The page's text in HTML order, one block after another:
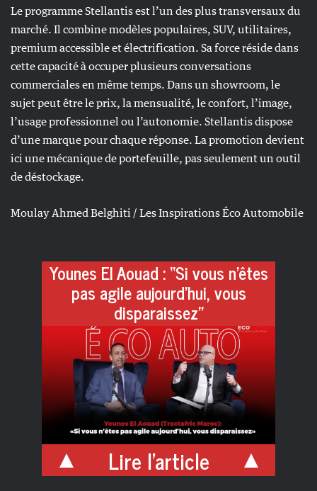
Le programme Stellantis est l’un des plus transversaux du
marché. Il combine modèles populaires, SUV, utilitaires,
premium accessible et électrification. Sa force réside dans
cette capacité à occuper plusieurs conversations
commerciales en même temps. Dans un showroom, le
sujet peut être le prix, la mensualité, le confort, l’image,
l’usage professionnel ou l’autonomie. Stellantis dispose
d’une marque pour chaque réponse. La promotion devient
ici une mécanique de portefeuille, pas seulement un outil
de déstockage.
Moulay Ahmed Belghiti / Les Inspirations Éco Automobile
Younes El Aouad : “Si vous n’êtes
pas agile aujourd’hui, vous
disparaissez”
Lire l'article